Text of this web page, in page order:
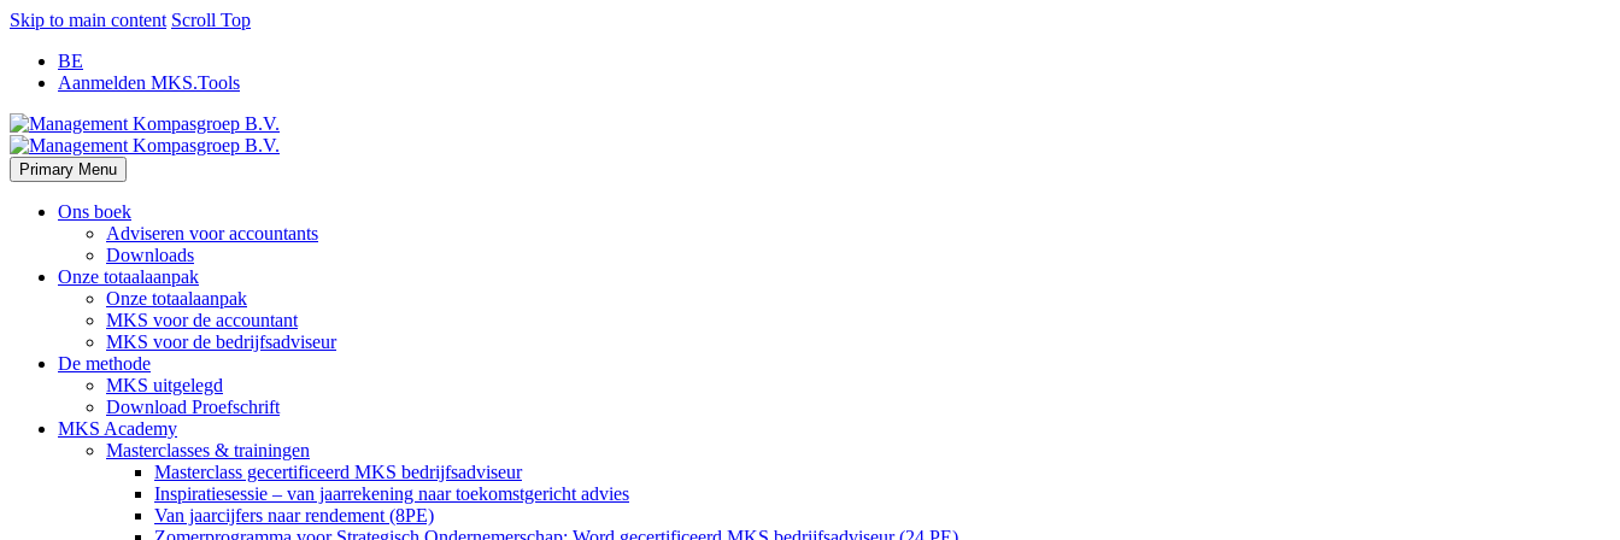
Skip to main content Scroll Top
BE
Aanmelden MKS.Tools
Primary Menu
Ons boek
Adviseren voor accountants
Downloads
Onze totaalaanpak
Onze totaalaanpak
MKS voor de accountant
MKS voor de bedrijfsadviseur
De methode
MKS uitgelegd
Download Proefschrift
MKS Academy
Masterclasses & trainingen
Masterclass gecertificeerd MKS bedrijfsadviseur
Inspiratiesessie – van jaarrekening naar toekomstgericht advies
Van jaarcijfers naar rendement (8PE)